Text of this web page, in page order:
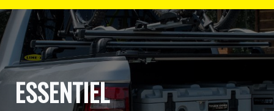
ESSENTIEL